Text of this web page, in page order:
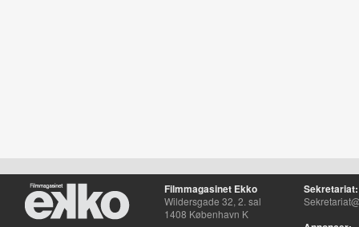
Filmmagasinet Ekko
Wildersgade 32, 2. sal
1408 København K
Sekretariat: